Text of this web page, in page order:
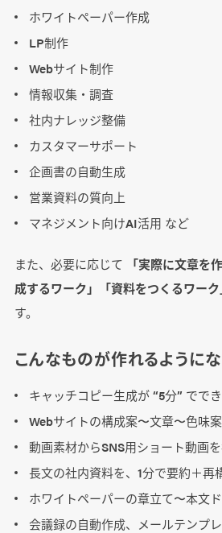
ホワイトペーパー作成
LP制作
Webサイト制作
情報収集・調査
社内ナレッジ整備
カスタマーサポート
企画書の自動生成
営業資料の質向上
マネジメント向けAI活用 など
また、必要に応じて
「実際に文章を
成するワーク」「資料をつくるワーク
す。
こんなものが作れるように
キャッチコピー生成が “5分” でで
Webサイトの構成案〜文章〜色味
動画素材からSNS用ショート動画
長文の社内資料を、1分で要約＋再
ホワイトペーパーの章立て〜本文
会議録の自動作成、メールテンプ